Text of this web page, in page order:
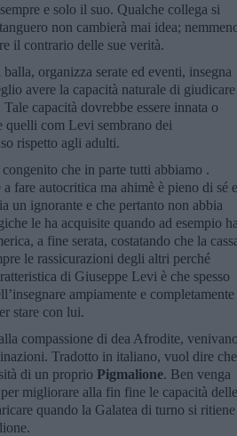
e solo il suo. Qualche collega si
non cambierà mai idea;
il contrario delle sue verità.
organizza serate ed eventi, insegna
avere la capacità naturale di giudicare
capacità dovrebbe essere innata o
quelli com Levi sembrano dei
rispetto agli adulti.
che in parte tutti abbiamo .
fare autocritica ma ahimè è pieno di sé e
un ignorante e che pertanto non abbia
le ha acquisite quando ad esempio ha
a fine serata, costatando che la
le rassicurazioni degli altri perché
di Giuseppe Levi è che spesso
ampiamente e completamente
stare con lui.
compassione di dea Afrodite, venivano
Tradotto in italiano, vuol dire che
di un proprio Pigmalione. Ben venga
migliorare alla fin fine le capacità delle
quando la Galatea di turno si ritiene